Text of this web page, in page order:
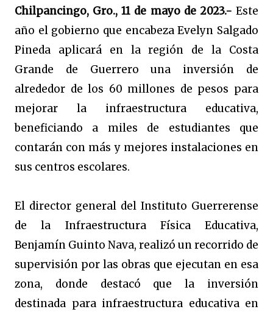
Chilpancingo, Gro., 11 de mayo de 2023.- Este
año el gobierno que encabeza Evelyn Salgado
Pineda aplicará en la región de la Costa
Grande de Guerrero una inversión de
alrededor de los 60 millones de pesos para
mejorar la infraestructura educativa,
beneficiando a miles de estudiantes que
contarán con más y mejores instalaciones en
sus centros escolares.
El director general del Instituto Guerrerense
de la Infraestructura Física Educativa,
Benjamín Guinto Nava, realizó un recorrido de
supervisión por las obras que ejecutan en esa
zona, donde destacó que la inversión
destinada para infraestructura educativa en